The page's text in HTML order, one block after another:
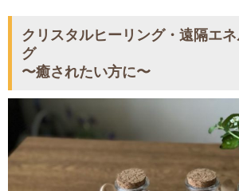
クリスタルヒーリング・遠隔エ
グ
〜癒されたい方に〜